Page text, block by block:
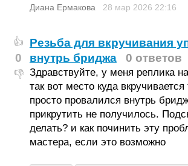
Диана Ермакова 28 мар 2026 22:16
👍
0
👎
Резьба для вкручивания
внутрь бриджа
0 ответов
Здравствуйте, у меня реплика
так вот место куда
просто провалился внутрь
прикрутить не получилось.
делать? и как починить эту
мастера, если это возможно